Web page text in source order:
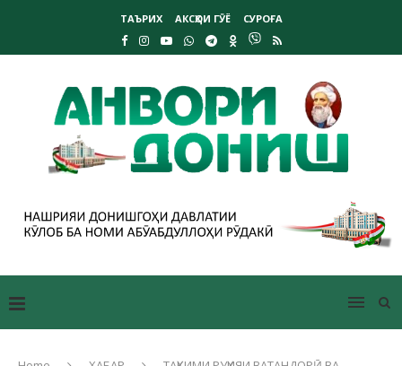
ТАЪРИХ АКСҲОИ ГӮЁ СУРОҒА